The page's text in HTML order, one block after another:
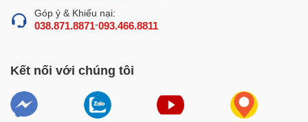
Góp ý & Khiếu nại:
038.871.8871-093.466.8811
Kết nối với chúng tôi